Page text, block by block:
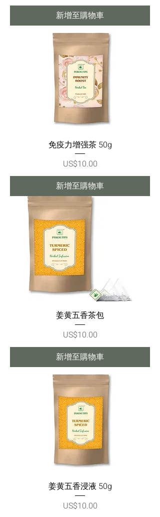
新增至購物車
免疫力增强茶 50g
價格
US$10.00
新增至購物車
姜黄五香茶包
價格
US$10.00
新增至購物車
姜黄五香浸液 50g
價格
US$10.00